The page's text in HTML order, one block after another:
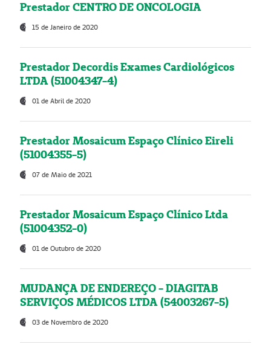
Prestador CENTRO DE ONCOLOGIA
15 de Janeiro de 2020
Prestador Decordis Exames Cardiológicos
LTDA (51004347-4)
01 de Abril de 2020
Prestador Mosaicum Espaço Clínico Eireli
(51004355-5)
07 de Maio de 2021
Prestador Mosaicum Espaço Clínico Ltda
(51004352-0)
01 de Outubro de 2020
MUDANÇA DE ENDEREÇO - DIAGITAB
SERVIÇOS MÉDICOS LTDA (54003267-5)
03 de Novembro de 2020